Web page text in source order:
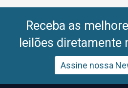
Receba as
leilões diretamente
Assine nossa